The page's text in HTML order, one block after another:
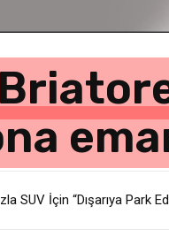
SUV İçin “Dışarıya Park